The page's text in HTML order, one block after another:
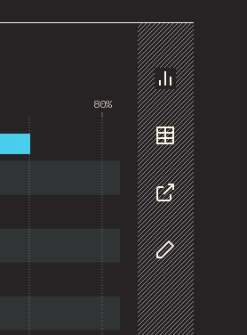
График
Данные
Поделиться
Изменить
80%